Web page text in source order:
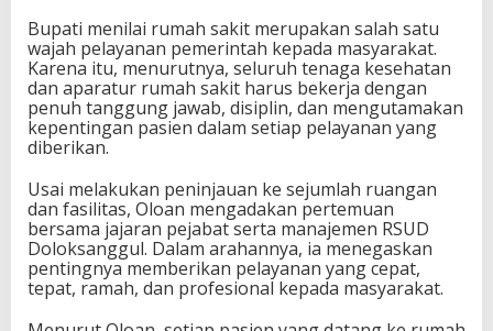
Bupati menilai rumah sakit merupakan salah satu
wajah pelayanan pemerintah kepada masyarakat.
Karena itu, menurutnya, seluruh tenaga kesehatan
dan aparatur rumah sakit harus bekerja dengan
penuh tanggung jawab, disiplin, dan mengutamakan
kepentingan pasien dalam setiap pelayanan yang
diberikan.
Usai melakukan peninjauan ke sejumlah ruangan
dan fasilitas, Oloan mengadakan pertemuan
bersama jajaran pejabat serta manajemen RSUD
Doloksanggul. Dalam arahannya, ia menegaskan
pentingnya memberikan pelayanan yang cepat,
tepat, ramah, dan profesional kepada masyarakat.